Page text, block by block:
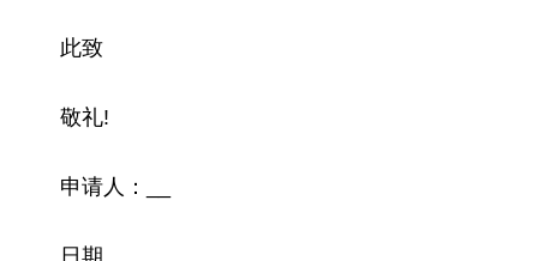
此致
敬礼!
申请人：__